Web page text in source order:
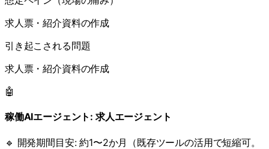
求人票・紹介資料の作成
引き起こされる問題
求人票・紹介資料の作成
🤖
稼働AIエージェント: 求人エージェント
🔹 開発期間目安:約1〜2か月（既存ツールの活用で短縮可。